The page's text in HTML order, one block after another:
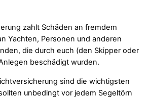
zahlt Schäden an fremdem
Yachten, Personen und anderen
die durch euch (den Skipper oder
beschädigt wurden.
sind die wichtigsten
unbedingt vor jedem Segeltörn